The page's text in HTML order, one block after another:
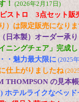
！ (2026年2月17日)
ストロ 3点セット販
）は限定販売になり
日本製）オーダー承
ニングチェア」完成し
・魅力最大限に (2025
仕上がりましたね
の見本帳
ホテルライクなベッ